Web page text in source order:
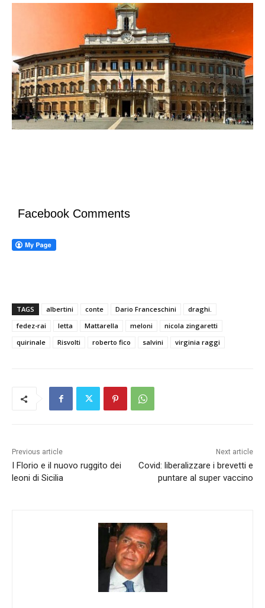
Facebook Comments
TAGS albertini conte Dario Franceschini
draghi.
fedez-rai
letta Mattarella meloni
nicola zingaretti
quirinale
Risvolti roberto fico salvini virginia raggi
Previous article
I Florio e il nuovo ruggito dei
leoni di Sicilia
Next article
Covid: liberalizzare i brevetti e
puntare al super vaccino